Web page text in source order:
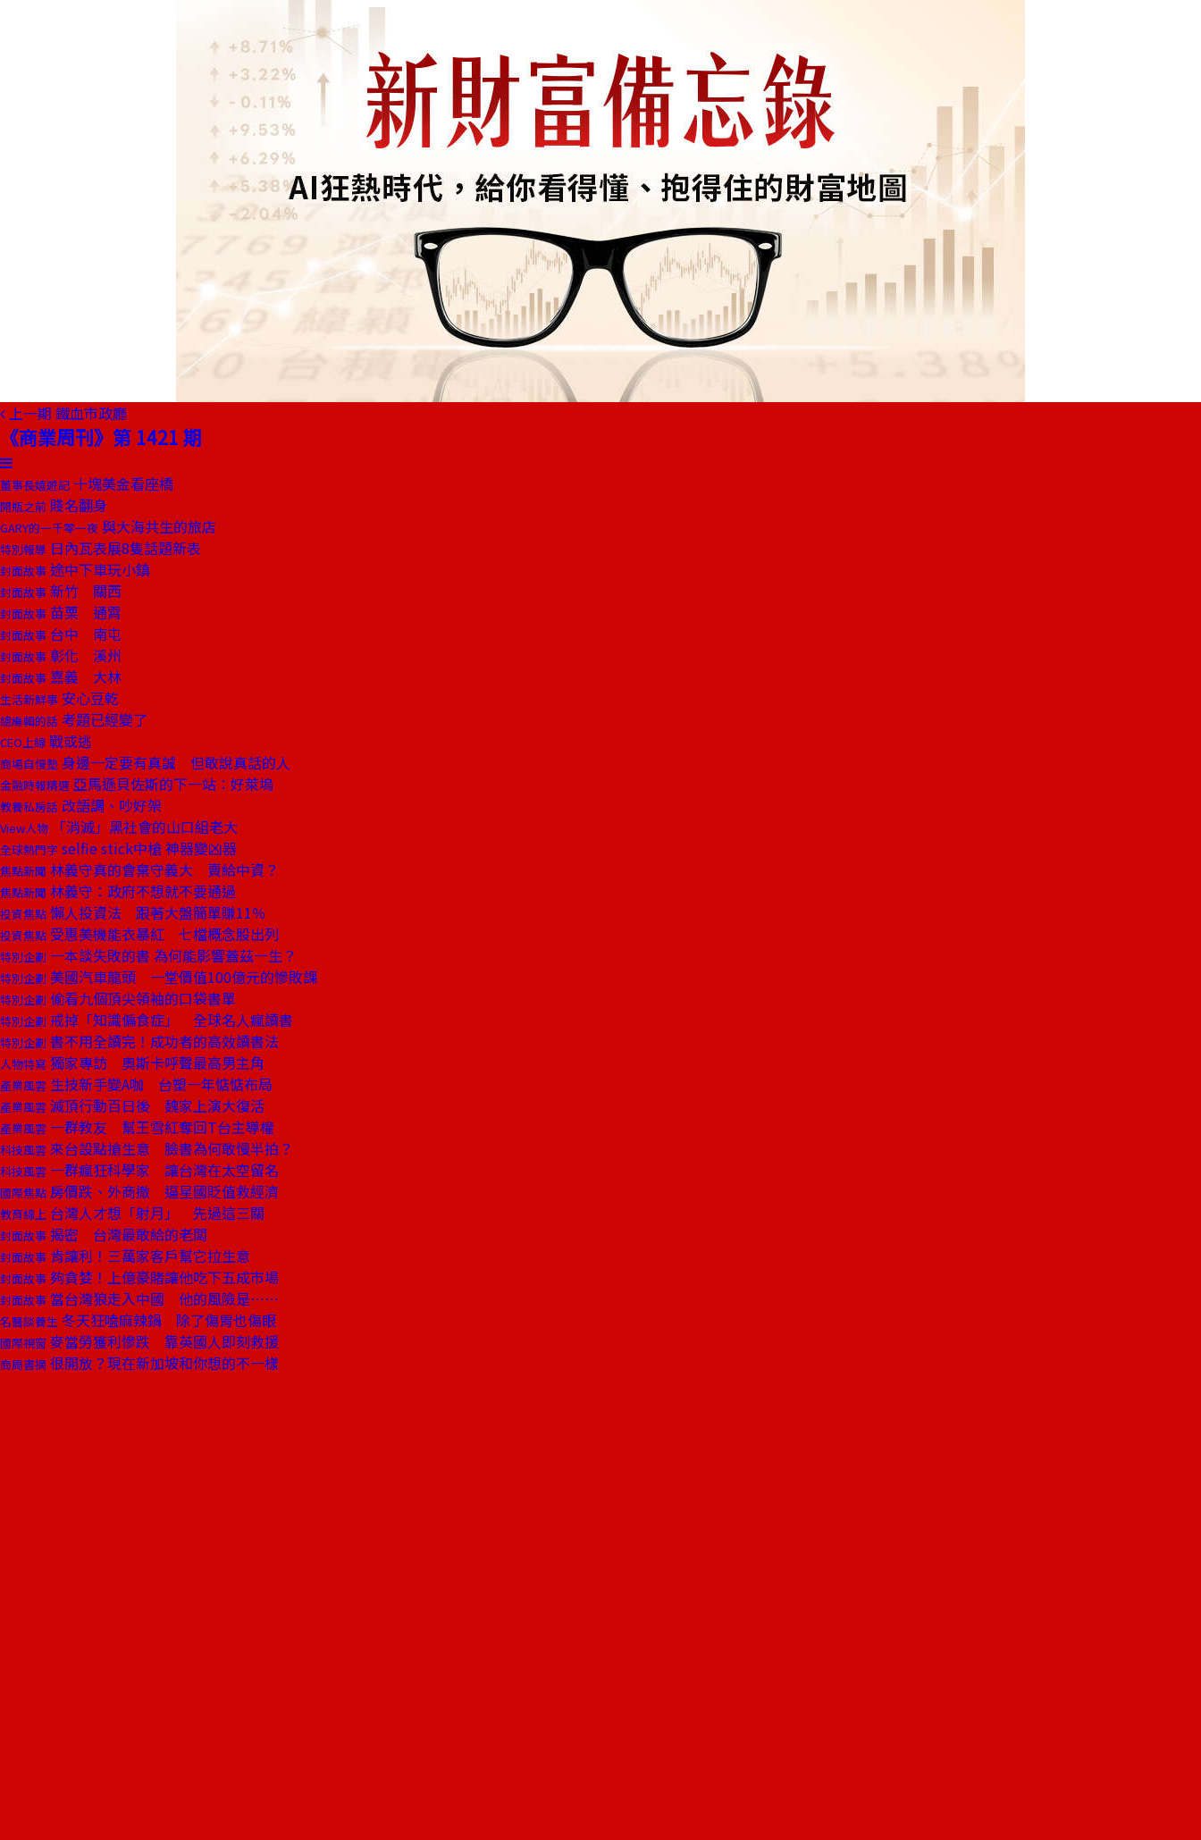
上一期 鐵血市政廳
《商業周刊》第 1421 期
董事長嬉遊記 十塊美金看座橋
開瓶之前 賤名翻身
GARY的一千零一夜 與大海共生的旅店
特別報導 日內瓦表展8隻話題新表
封面故事 途中下車玩小鎮
封面故事 新竹 關西
封面故事 苗栗 通霄
封面故事 台中 南屯
封面故事 彰化 溪州
封面故事 嘉義 大林
生活新鮮事 安心豆乾
總編輯的話 考題已經變了
CEO上線 戰或逃
商場自慢塾 身邊一定要有真誠 但敢說真話的人
金融時報精選 亞馬遜貝佐斯的下一站：好萊塢
教養私房話 改語調、吵好架
View人物 「消滅」黑社會的山口組老大
全球熱門字 selfie stick中槍 神器變凶器
焦點新聞 林義守真的會棄守義大 賣給中資？
焦點新聞 林義守：政府不想就不要通過
投資焦點 懶人投資法 跟著大盤簡單賺11％
投資焦點 受惠美機能衣暴紅 七檔概念股出列
特別企劃 一本談失敗的書 為何能影響蓋茲一生？
特別企劃 美國汽車龍頭 一堂價值100億元的慘敗課
特別企劃 偷看九個頂尖領袖的口袋書單
特別企劃 戒掉「知識偏食症」 全球名人瘋讀書
特別企劃 書不用全讀完！成功者的高效讀書法
人物特寫 獨家專訪 奧斯卡呼聲最高男主角
產業風雲 生技新手變A咖 台塑一年惦惦布局
產業風雲 滅頂行動百日後 魏家上演大復活
產業風雲 一群教友 幫王雪紅奪回T台主導權
科技風雲 來台設點搶生意 臉書為何敢慢半拍？
科技風雲 一群瘋狂科學家 讓台灣在太空留名
國際焦點 房價跌、外商撤 逼星國貶值救經濟
教育線上 台灣人才想「射月」 先過這三關
封面故事 揭密 台灣最敢給的老闆
封面故事 肯讓利！三萬家客戶幫它拉生意
封面故事 夠貪婪！上億豪賭讓他吃下五成市場
封面故事 當台灣狼走入中國 他的風險是⋯⋯
名醫談養生 冬天狂嗑麻辣鍋 除了傷胃也傷眼
國際視窗 麥當勞獲利慘跌 靠英國人即刻救援
商周書摘 很開放？現在新加坡和你想的不一樣